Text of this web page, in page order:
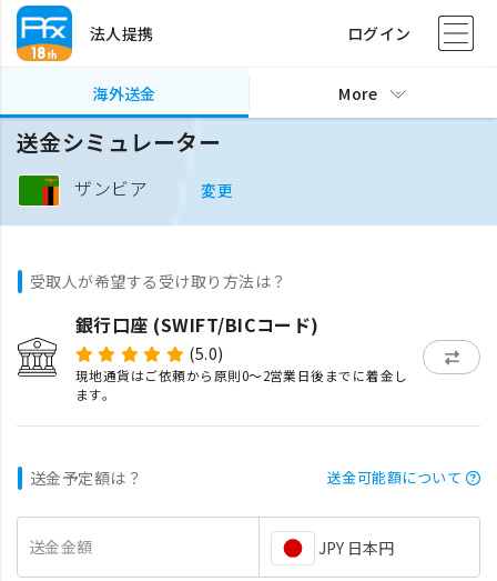
法人提携 ログイン
海外送金 More
送金シミュレーター
ザンビア 変更
受取人が希望する受け取り方法は？
銀行口座 (SWIFT/BICコード)
(5.0)
現地通貨はご依頼から原則0〜2営業日後までに着金し
ます。
送金予定額は？ 送金可能額について
送金金額 JPY 日本円